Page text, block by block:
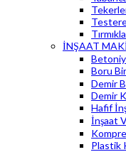
İNŞAAT
Boru
Demir
Demir
Hafif
İnşaat
Plastik